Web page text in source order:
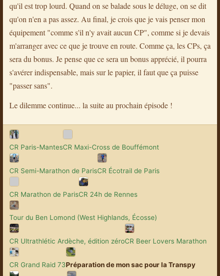
qu'il est trop lourd. Quand on se balade sous le déluge, on se dit
qu'on n'en a pas assez. Au final, je crois que je vais penser mon
équipement "comme s'il n'y avait aucun CP", comme si je devais
m'arranger avec ce que je trouve en route. Comme ça, les CPs, ça
sera du bonus. Je pense que ce sera un bonus apprécié, il pourra
s'avérer indispensable, mais sur le papier, il faut que ça puisse
"passer sans".
Le dilemme continue... la suite au prochain épisode !
CR Paris-MantesCR Maxi-Cross de Bouffémont
CR Semi-Marathon de ParisCR Écotrail de Paris
CR Marathon de ParisCR 24h de Rennes
Tour du Ben Lomond (West Highlands, Écosse)
CR Ultrathlétic Ardèche, édition zéroCR Beer Lovers Marathon
CR Grand Raid 73Préparation de mon sac pour la Transpy